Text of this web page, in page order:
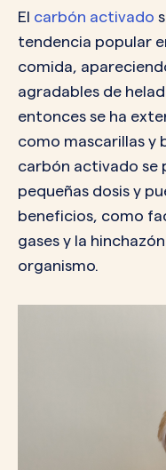
El carbón activado
tendencia popular
comida,
agradables de
entonces se ha
como mascarillas y
carbón activado se
pequeñas dosis y
beneficios, como
gases y la
organismo.